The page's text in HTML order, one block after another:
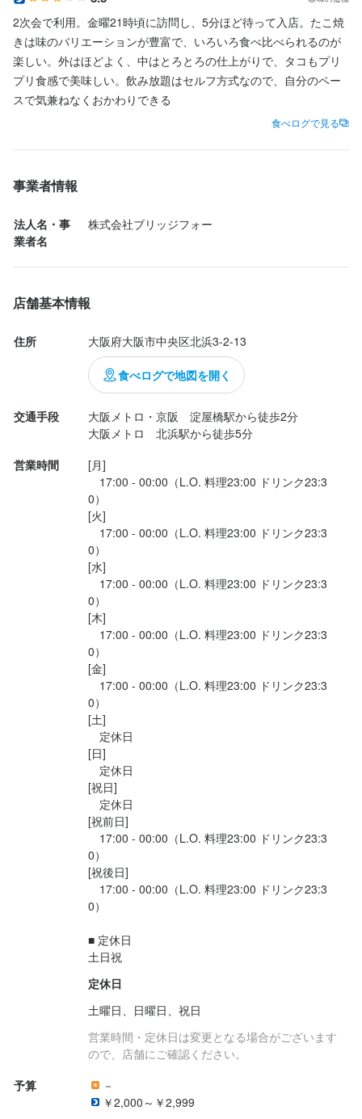
2次会で利用。金曜21時頃に訪問し、5分ほど待って入店。たこ焼
きは味のバリエーションが豊富で、いろいろ食べ比べられるのが
楽しい。外はほどよく、中はとろとろの仕上がりで、タコもプリ
プリ食感で美味しい。飲み放題はセルフ方式なので、自分のペー
スで気兼ねなくおかわりできる
食べログで見る
事業者情報
法人名・事
業者名
株式会社ブリッジフォー
店舗基本情報
住所 大阪府大阪市中央区北浜3-2-13
食べログで地図を開く
交通手段
大阪メトロ・京阪　淀屋橋駅から徒歩2分
営業時間
[月]
17:00 - 00:00（L.O. 料理23:00 ドリンク23:3
0）
[火]
17:00 - 00:00（L.O. 料理23:00 ドリンク23:3
0）
[水]
17:00 - 00:00（L.O. 料理23:00 ドリンク23:3
0）
[木]
17:00 - 00:00（L.O. 料理23:00 ドリンク23:3
0）
[金]
17:00 - 00:00（L.O. 料理23:00 ドリンク23:3
0）
[土]
定休日
[日]
定休日
[祝日]
定休日
[祝前日]
17:00 - 00:00（L.O. 料理23:00 ドリンク23:3
0）
[祝後日]
17:00 - 00:00（L.O. 料理23:00 ドリンク23:3
0）
■ 定休日
定休日
土曜日、日曜日、祝日
営業時間・定休日は変更となる場合がございます
ので、店舗にご確認ください。
予算
－
￥2,000～￥2,999
コツコツと仕事を覚えていく方も、独自のアイデアを活かして挑
戦したい方も、あなたらしい方法で大丈夫です。
個性を尊重しつつ、頑張りや成果をしっかり評価する社風です。
身に付くスキル
日本酒の知識
歓迎スキル・経験
入社10年以上の方も在籍
アルバイトから社員になった方もいます
【あれば活かせる経験・スキル】
ホール、キッチン、調理補助
和食、中華、イタリアン、フレンチ
リーダー、副店長、店長
【こんな方は大歓迎】
将来役立つスキルを身につけたい方
ワークライフバランスも大切にしたい方
アイデアをお店づくりに活かしたい方
人と接することが好きな方
チームワークを大切にできる方
お店の採用担当者からのメッセージ
【まずは気軽にご応募ください】
少しでも興味があれば、まずは面談にお越しください。
面談は堅苦しいものではなく、希望条件や働き方などをざっくば
らんに話せる場です。
スタッフ一同、あなたと一緒に働ける日を楽しみにしています。
たこ焼き酒場たこ太 淀屋橋店
大阪府大阪市中央区北浜3-2-13
法人名・事業者名
株式会社ブリッジフォー
最終更新日2025/10/27
コツコツと仕事を覚えていく方も、独自のアイデアを活かして挑
戦したい方も、あなたらしい方法で大丈夫です。
個性を尊重しつつ、頑張りや成果をしっかり評価する社風です。
身に付くスキル
日本酒の知識
歓迎スキル・経験
異業種・同業種からの転職者も活躍中
入社10年以上の方も在籍
アルバイトから社員になった方もいます
居酒屋、カフェ、レストラン
ホール、キッチン、調理補助
営業・販売などの対人コミュニケーション
リーダー、副店長、店長
【こんな方は大歓迎】
将来役立つスキルを身につけたい方
ワークライフバランスも大切にしたい方
アイデアをお店づくりに活かしたい方
人と接することが好きな方
チームワークを大切にできる方
お店の採用担当者からのメッセージ
【まずは気軽にご応募ください】
少しでも興味があれば、まずは面談にお越しください。
面談は堅苦しいものではなく、希望条件や働き方などをざっくば
らんに話せる場です。
スタッフ一同、あなたと一緒に働ける日を楽しみにしています。
たこ焼き酒場たこ太 淀屋橋店
大阪府大阪市中央区北浜3-2-13
法人名・事業者名
最終更新日2025/10/27
コツコツと仕事を覚えていく方も、独自のアイデアを活かして挑
戦したい方も、あなたらしい方法で大丈夫です。
個性を尊重しつつ、頑張りや成果をしっかり評価する社風です。
身に付くスキル
日本酒の知識
歓迎スキル・経験
異業種・同業種からの転職者も活躍中
入社10年以上の方も在籍
アルバイトから社員になった方もいます
居酒屋、カフェ、レストラン
ホール、キッチン、調理補助
営業・販売などの対人コミュニケーション
リーダー、副店長、店長
【こんな方は大歓迎】
将来役立つスキルを身につけたい方
ワークライフバランスも大切にしたい方
アイデアをお店づくりに活かしたい方
人と接することが好きな方
チームワークを大切にできる方
お店の採用担当者からのメッセージ
【まずは気軽にご応募ください】
少しでも興味があれば、まずは面談にお越しください。
面談は堅苦しいものではなく、希望条件や働き方などをざっくば
らんに話せる場です。
スタッフ一同、あなたと一緒に働ける日を楽しみにしています。
たこ焼き酒場たこ太 淀屋橋店
大阪府大阪市中央区北浜3-2-13
法人名・事業者名
最終更新日2025/10/27
コツコツと仕事を覚えていく方も、独自のアイデアを活かして挑
戦したい方も、あなたらしい方法で大丈夫です。
個性を尊重しつつ、頑張りや成果をしっかり評価する社風です。
身に付くスキル
日本酒の知識
歓迎スキル・経験
異業種・同業種からの転職者も活躍中
入社10年以上の方も在籍
アルバイトから社員になった方もいます
居酒屋、カフェ、レストラン
ホール、キッチン、調理補助
営業・販売などの対人コミュニケーション
リーダー、副店長、店長
【こんな方は大歓迎】
将来役立つスキルを身につけたい方
ワークライフバランスも大切にしたい方
アイデアをお店づくりに活かしたい方
人と接することが好きな方
チームワークを大切にできる方
お店の採用担当者からのメッセージ
【まずは気軽にご応募ください】
少しでも興味があれば、まずは面談にお越しください。
面談は堅苦しいものではなく、希望条件や働き方などをざっくば
らんに話せる場です。
スタッフ一同、あなたと一緒に働ける日を楽しみにしています。
たこ焼き酒場たこ太 淀屋橋店
大阪府大阪市中央区北浜3-2-13
法人名・事業者名
最終更新日2025/10/27
お店の採用担当者からのメッセージ
【まずは気軽にご応募ください】
少しでも興味があれば、まずは面談にお越しください。
らんに話せる場です。
たこ焼き酒場たこ太 淀屋橋店
勤務地
大阪府大阪市中央区北浜3-2-13
法人名・事業者名
株式会社ブリッジフォー
最終更新日2025/10/27
お店の採用担当者からのメッセージ
【まずは気軽にご応募ください】
少しでも興味があれば、まずは面談にお越しください。
らんに話せる場です。
たこ焼き酒場たこ太 淀屋橋店
勤務地
大阪府大阪市中央区北浜3-2-13
法人名・事業者名
株式会社ブリッジフォー
最終更新日2025/10/27